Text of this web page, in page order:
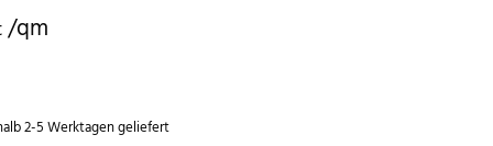
/qm
2-5 Werktagen geliefert